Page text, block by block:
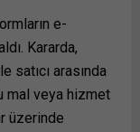
e-
Kararda,
satıcı arasında
mal veya hizmet
üzerinde